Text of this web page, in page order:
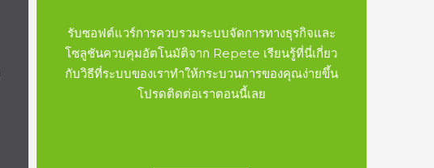
รับซอฟต์แวร์การควบรวมระบบจัดการทางธุรกิจและ
โซลูชันควบคุมอัตโนมัติจาก Repete เรียนรู้ที่นี่เกี่ยว
กับวิธีที่ระบบของเราทำให้กระบวนการของคุณง่ายขึ้น
โปรดติดต่อเราตอนนี้เลย